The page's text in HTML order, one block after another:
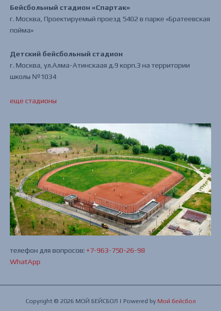
Бейсбольный стадион «Спартак»
г. Москва, Проектируемый проезд 5402 в парке «Братеевская
пойма»
Детский бейсбольный стадион
г. Москва, ул.Алма-Атинскаая д.9 корп.3 на территории
школы №1034
еще стадионы
телефон для вопросов: +7-963-750-26-98
WhatApp
Copyright © 2026 МОЙ БЕЙСБОЛ | Powered by Мой бейсбол